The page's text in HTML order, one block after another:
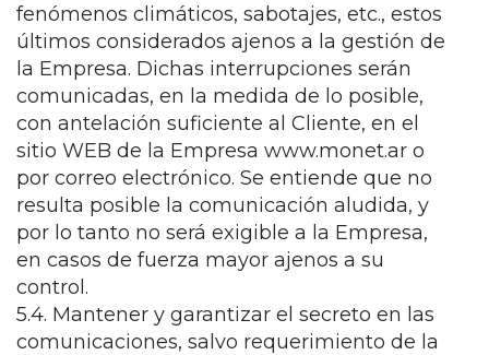
fenómenos climáticos, sabotajes, etc., estos
últimos considerados ajenos a la gestión de
la Empresa. Dichas interrupciones serán
comunicadas, en la medida de lo posible,
con antelación suficiente al Cliente, en el
sitio WEB de la Empresa www.monet.ar o
por correo electrónico. Se entiende que no
resulta posible la comunicación aludida, y
por lo tanto no será exigible a la Empresa,
en casos de fuerza mayor ajenos a su
control.
5.4. Mantener y garantizar el secreto en las
comunicaciones, salvo requerimiento de la